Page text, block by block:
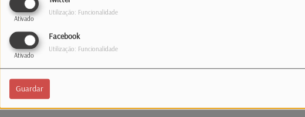
Ativado
Utilização: Funcionalidade
Facebook
Ativado
Utilização: Funcionalidade
Guardar
hoje, Gabriela de Lacerda explica-nos as formas de identificar a
o método do dr. Vodder e as aplicações da mesma.
8h40, "O Toque Que Cura", por Gabriela de Lacerda, na sua